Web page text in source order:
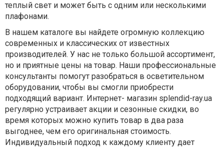
теплый свет и может быть с одним или несколькими
плафонами.
В нашем каталоге вы найдете огромную коллекцию
современных и классических от известных
производителей. У нас не только большой ассортимент,
но и приятные цены на товар. Наши профессиональные
консультанты помогут разобраться в осветительном
оборудовании, чтобы вы смогли приобрести
подходящий вариант. Интернет- магазин splendid-ray.ua
регулярно устраивает акции и сезонные скидки, во
время которых можно купить товар в два раза
выгоднее, чем его оригинальная стоимость.
Индивидуальный подход к каждому клиенту дает